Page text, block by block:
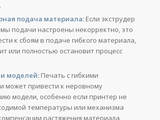
подача материала:Если экструдер
подачи настроены некорректно, это
к сбоям в подаче гибкого материала,
или полностью остановит процесс
моделей:Печать с гибкими
может привести к неровному
модели, особенно если принтер не
температуры или механизма
растяжения материала.